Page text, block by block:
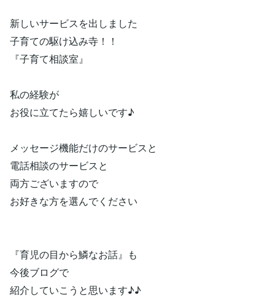
新しいサービスを出しました
子育ての駆け込み寺！！
『子育て相談室』
私の経験が
お役に立てたら嬉しいです♪
メッセージ機能だけのサービスと
電話相談のサービスと
両方ございますので
お好きな方を選んでください
『育児の目から鱗なお話』も
今後ブログで
紹介していこうと思います♪♪